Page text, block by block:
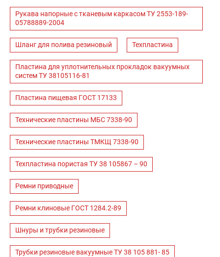
Рукава напорные с тканевым каркасом ТУ 2553-189-
05788889-2004
Шланг для полива резиновый Техпластина
Пластина для уплотнительных прокладок вакуумных
систем ТУ 38105116-81
Пластина пищевая ГОСТ 17133
Технические пластины МБС 7338-90
Технические пластины ТМКЩ 7338-90
Техпластина пористая ТУ 38 105867 – 90
Ремни приводные
Ремни клиновые ГОСТ 1284.2-89
Шнуры и трубки резиновые
Трубки резиновые вакуумные ТУ 38 105 881- 85